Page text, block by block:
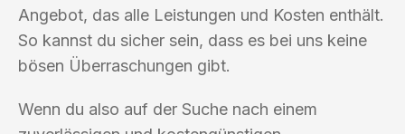
Angebot, das alle Leistungen und Kosten enthält.
So kannst du sicher sein, dass es bei uns keine
bösen Überraschungen gibt.
Wenn du also auf der Suche nach einem